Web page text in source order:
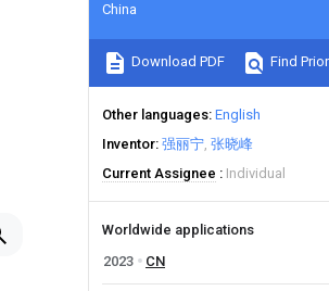
China
Download PDF Find
Other languages English
Inventor 强丽宁 张晓峰
Current Assignee
Individual
Worldwide applications
2023
CN